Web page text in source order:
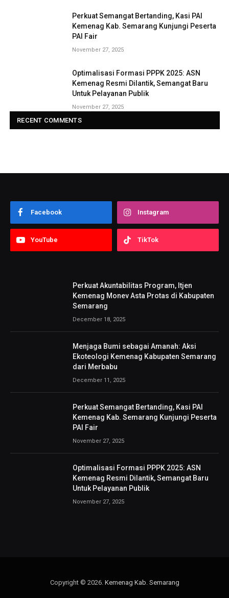
Perkuat Semangat Bertanding, Kasi PAI
Kemenag Kab. Semarang Kunjungi Peserta
PAI Fair
November 27, 2025
Optimalisasi Formasi PPPK 2025: ASN
Kemenag Resmi Dilantik, Semangat Baru
Untuk Pelayanan Publik
November 27, 2025
RECENT COMMENTS
Facebook Instagram
YouTube TikTok
Perkuat Akuntabilitas Program, Itjen
Kemenag Monev Asta Protas di Kabupaten
Semarang
December 18, 2025
Menjaga Bumi sebagai Amanah: Aksi
Ekoteologi Kemenag Kabupaten Semarang
dari Merbabu
December 11, 2025
Perkuat Semangat Bertanding, Kasi PAI
Kemenag Kab. Semarang Kunjungi Peserta
PAI Fair
November 27, 2025
Optimalisasi Formasi PPPK 2025: ASN
Kemenag Resmi Dilantik, Semangat Baru
Untuk Pelayanan Publik
November 27, 2025
Copyright © 2026. Kemenag Kab. Semarang